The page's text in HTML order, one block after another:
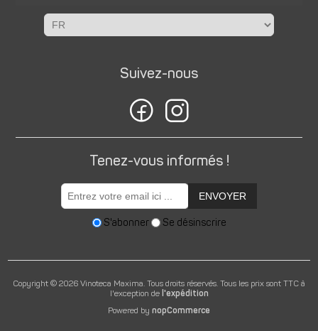
Suivez-nous
Tenez-vous informés !
ENVOYER
S'abonner Se désinscrire
Copyright © 2026 Vinoteca Maxima. Tous droits réservés. Tous les prix sont TTC à
l'exception de l'expédition
Powered by nopCommerce